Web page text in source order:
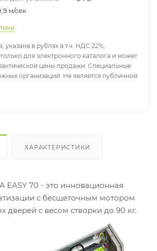
м/сек
указана в рублях в т.ч. НДС 22%,
для электронного каталога и может
цены продажи. Специальные
организаций. Не является публичной
ХАРАКТЕРИСТИКИ
EASY 70 - это инновационная
с бесщеточным мотором
дверей с весом створки до 90 кг.